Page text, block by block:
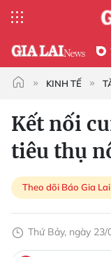
KINH TẾ
Kết nối
tiêu thụ
Theo dõi Báo Gia
Thứ Bảy, ngày